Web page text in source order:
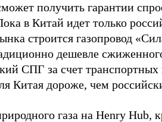
получить гарантии
в Китай идет только
строится газопровод
дешевле
СПГ за счет транспортных
Китая дороже, чем
газа на Henry Hub,